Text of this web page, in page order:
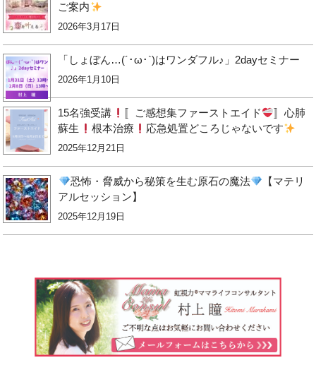
ご案内
2026年3月17日
「しょぼん…(´･ω･`)はワンダフル♪」2dayセミナー
2026年1月10日
15名強受講 〚ご感想集ファーストエイド
〛心肺
蘇生
根本治療 応急処置どころじゃないです
2025年12月21日
恐怖・脅威から秘策を生む原石の魔法
【マテリ
アルセッション】
2025年12月19日